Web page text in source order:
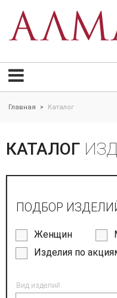
Главная > Каталог
КАТАЛОГ
ПОДБОР
Женщин
Изделия по
Вид изделий: